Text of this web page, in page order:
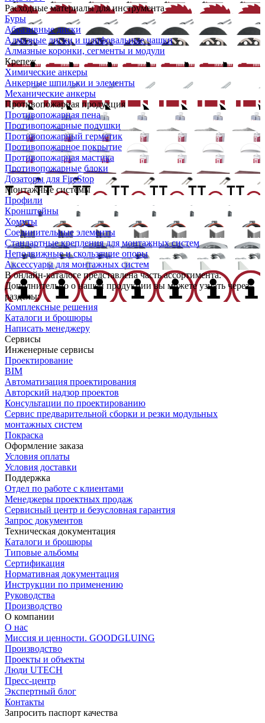
Расходные материалы для инструмента
Буры
Абразивные диски
Алмазные диски и шлифовальные чашки
Алмазные коронки, сегменты и модули
Крепеж
Химические анкеры
Анкерные шпильки и элементы
Механические анкеры
Противопожарная продукция
Противопожарная пена
Противопожарные подушки
Противопожарный герметик
Противопожарное покрытие
Противопожарная мастика
Противопожарные блоки
Дозаторы для FireStop
Монтажные системы
Профили
Кронштейны
Хомуты
Соединительные элементы
Стандартные крепления для монтажных систем
Неподвижные и скользящие опоры
Аксессуары для монтажных систем
В онлайн-каталоге представлена часть ассортимента.
Дополнительно о нашей продукции вы можете узнать через
разделы:
Комплексные решения
Каталоги и брошюры
Написать менеджеру
Сервисы
Инженерные сервисы
Проектирование
BIM
Автоматизация проектирования
Авторский надзор проектов
Консультации по проектированию
Сервис предварительной сборки и резки модульных
монтажных систем
Покраска
Оформление заказа
Условия оплаты
Условия доставки
Поддержка
Отдел по работе с клиентами
Менеджеры проектных продаж
Сервисный центр и безусловная гарантия
Запрос документов
Техническая документация
Каталоги и брошюры
Типовые альбомы
Сертификация
Нормативная документация
Инструкции по применению
Руководства
Производство
О компании
О нас
Миссия и ценности. GOODGLUING
Производство
Проекты и объекты
Люди UTECH
Пресс-центр
Экспертный блог
Контакты
Запросить паспорт качества